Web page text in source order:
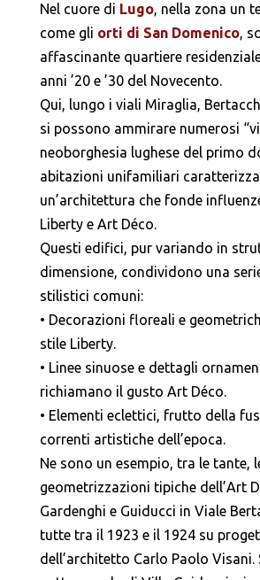
Nel cuore di Lugo, nella zona un
come gli orti di San Domenico,
affascinante quartiere
anni ’20 e ’30 del Novecento.
Qui, lungo i viali Miraglia,
si possono ammirare numerosi
neoborghesia lughese del primo
abitazioni unifamiliari
un’architettura che fonde
Liberty e Art Déco.
Questi edifici, pur variando in
dimensione, condividono una
stilistici comuni:
• Decorazioni floreali e
stile Liberty.
• Linee sinuose e dettagli
richiamano il gusto Art Déco.
• Elementi eclettici, frutto della
correnti artistiche dell’epoca.
Ne sono un esempio, tra le tante,
geometrizzazioni tipiche dell’Art
Gardenghi e Guiducci in Viale
tutte tra il 1923 e il 1924 su
dell’architetto Carlo Paolo Visani.